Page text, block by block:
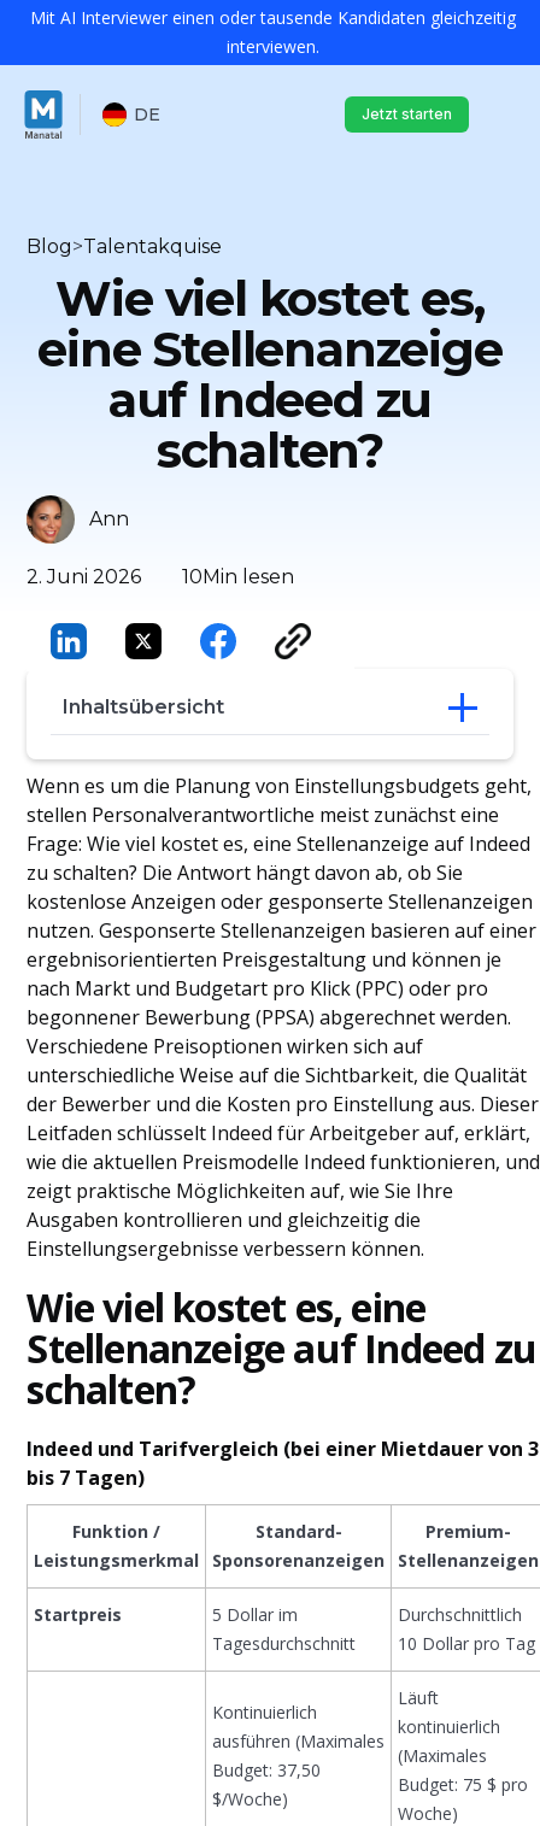
Mit AI Interviewer einen oder tausende Kandidaten gleichzeitig
interviewen.
DE Jetzt starten
Blog>Talentakquise
Wie viel kostet es,
eine Stellenanzeige
auf Indeed zu
schalten?
2. Juni 2026 10Min lesen
Ann
Inhaltsübersicht
Wie viel kostet es, eine Stellenanzeige auf
Indeed zu schalten?
So funktionieren kostenlose
Stellenanzeigen auf Indeed
So funktioniert die Indeed Preisangabe
Indeed
Optimierung Ihrer Ausgaben für
Stellenanzeigen Indeed
5 strategische Tipps zur Senkung der
Kosten pro Einstellung auf Indeed
Vorlage zur Erfassung von Indeed und
ROI
Schlussfolgerung
Häufig gestellte Fragen
Wenn es um die Planung von Einstellungsbudgets geht,
stellen Personalverantwortliche meist zunächst eine
Frage: Wie viel kostet es, eine Stellenanzeige auf Indeed
zu schalten? Die Antwort hängt davon ab, ob Sie
kostenlose Anzeigen oder gesponserte Stellenanzeigen
nutzen. Gesponserte Stellenanzeigen basieren auf einer
ergebnisorientierten Preisgestaltung und können je
nach Markt und Budgetart pro Klick (PPC) oder pro
begonnener Bewerbung (PPSA) abgerechnet werden.
Verschiedene Preisoptionen wirken sich auf
unterschiedliche Weise auf die Sichtbarkeit, die Qualität
der Bewerber und die Kosten pro Einstellung aus. Dieser
Leitfaden schlüsselt Indeed für Arbeitgeber auf, erklärt,
wie die aktuellen Preismodelle Indeed funktionieren, und
zeigt praktische Möglichkeiten auf, wie Sie Ihre
Ausgaben kontrollieren und gleichzeitig die
Einstellungsergebnisse verbessern können.
Wie viel kostet es, eine
Stellenanzeige auf Indeed zu
schalten?
Indeed und Tarifvergleich (bei einer Mietdauer von 3
bis 7 Tagen)
Funktion /
Leistungsmerkmal
Standard-
Sponsorenanzeigen
Premium-
Stellenanzeigen
Startpreis
5 Dollar im
Tagesdurchschnitt
Durchschnittlich
10 Dollar pro Tag
Kontinuierlich
ausführen (Maximales
Budget: 37,50
$/Woche)
Läuft
kontinuierlich
(Maximales
Budget: 75 $ pro
Woche)